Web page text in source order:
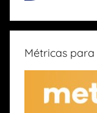
Métricas